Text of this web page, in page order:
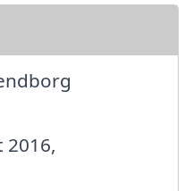
2016,